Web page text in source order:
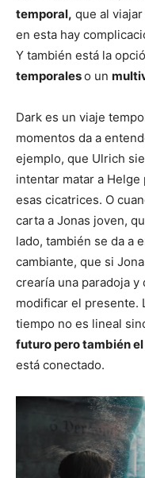
temporal, que al
en esta hay
Y también está la
temporaleso un
Dark es un viaje
momentos da a
ejemplo, que Ulrich
intentar matar a
esas cicatrices. O
carta a Jonas joven,
lado, también se da a
cambiante, que si
crearía una paradoja
modificar el presente.
tiempo no es lineal
futuro pero también
está conectado.